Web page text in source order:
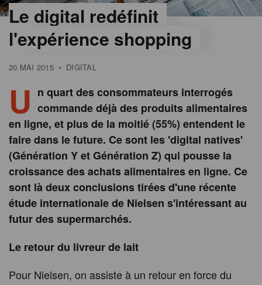
Le digital redéfinit
l'expérience shopping
20 MAI 2015 • DIGITAL
U n quart des consommateurs interrogés
commande déjà des produits alimentaires
en ligne, et plus de la moitié (55%) entendent le
faire dans le future. Ce sont les 'digital natives'
(Génération Y et Génération Z) qui pousse la
croissance des achats alimentaires en ligne. Ce
sont là deux conclusions tirées d'une récente
étude internationale de Nielsen s'intéressant au
futur des supermarchés.
Le retour du livreur de lait
Pour Nielsen, on assiste à un retour en force du